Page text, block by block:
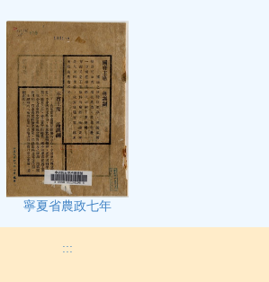
寧夏省農政七年
:::